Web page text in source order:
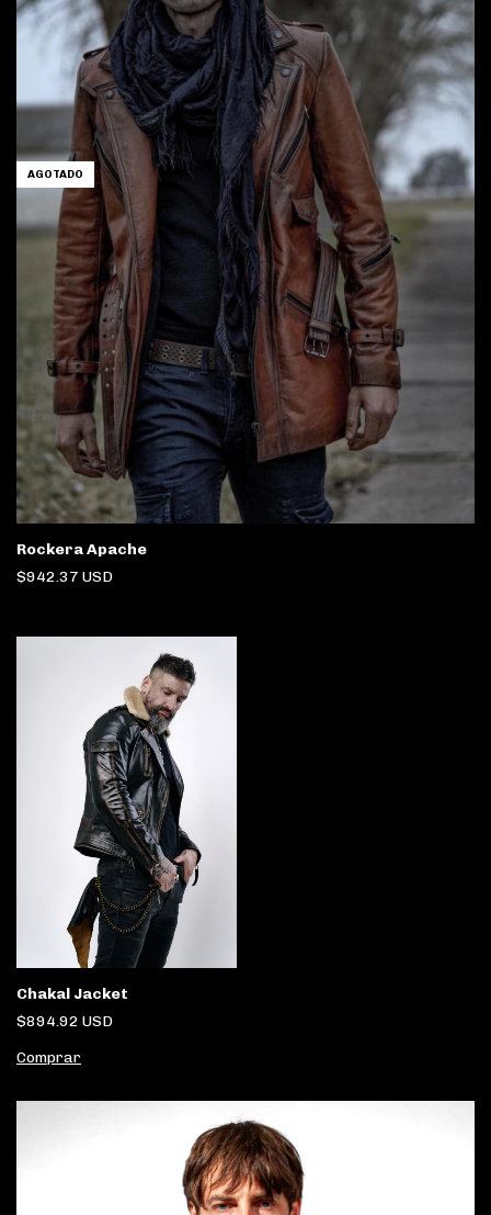
AGOTADO
Rockera Apache
$942.37 USD
Chakal Jacket
$894.92 USD
Comprar